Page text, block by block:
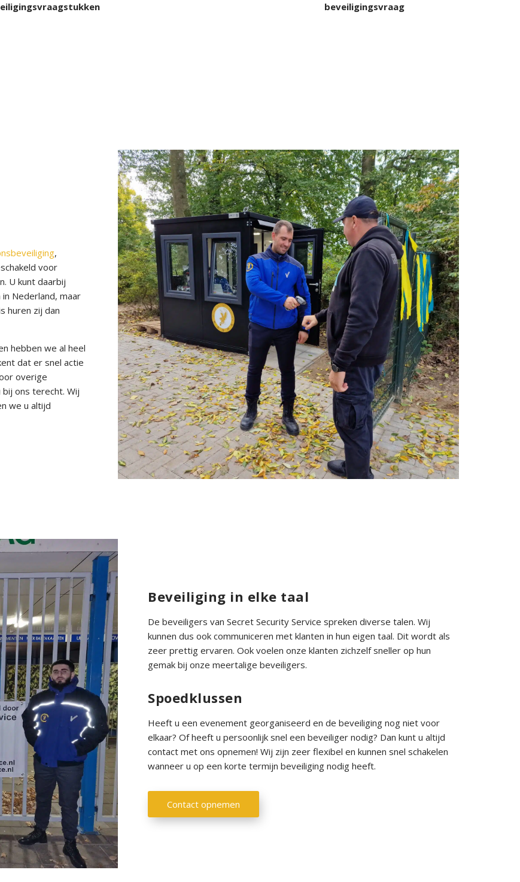
beveiligingsvraag
,
voor
U kunt daarbij
Nederland, maar
huren zij dan
hebben we al heel
dat er snel actie
overige
ons terecht. Wij
we u altijd
Beveiliging in elke taal
De beveiligers van Secret Security Service spreken diverse talen. Wij
kunnen dus ook communiceren met klanten in hun eigen taal. Dit wordt als
zeer prettig ervaren. Ook voelen onze klanten zichzelf sneller op hun
gemak bij onze meertalige beveiligers.
Spoedklussen
Heeft u een evenement georganiseerd en de beveiliging nog niet voor
elkaar? Of heeft u persoonlijk snel een beveiliger nodig? Dan kunt u altijd
contact met ons opnemen! Wij zijn zeer flexibel en kunnen snel schakelen
wanneer u op een korte termijn beveiliging nodig heeft.
Contact opnemen